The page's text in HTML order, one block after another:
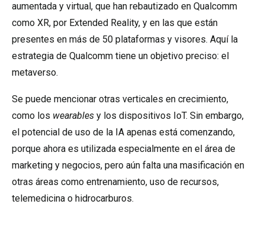
aumentada y virtual, que han rebautizado en Qualcomm
como XR, por Extended Reality, y en las que están
presentes en más de 50 plataformas y visores. Aquí la
estrategia de Qualcomm tiene un objetivo preciso: el
metaverso.
Se puede mencionar otras verticales en crecimiento,
como los wearables y los dispositivos IoT. Sin embargo,
el potencial de uso de la IA apenas está comenzando,
porque ahora es utilizada especialmente en el área de
marketing y negocios, pero aún falta una masificación en
otras áreas como entrenamiento, uso de recursos,
telemedicina o hidrocarburos.